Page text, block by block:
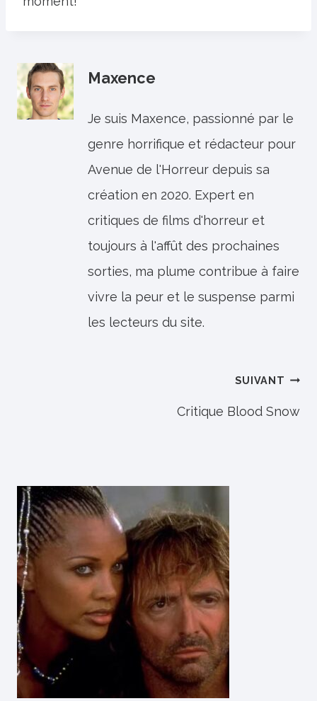
Maxence
Je suis Maxence, passionné par le
genre horrifique et rédacteur pour
Avenue de l'Horreur depuis sa
création en 2020. Expert en
critiques de films d'horreur et
toujours à l'affût des prochaines
sorties, ma plume contribue à faire
vivre la peur et le suspense parmi
les lecteurs du site.
SUIVANT
Critique Blood Snow